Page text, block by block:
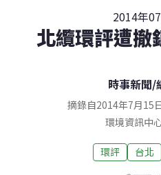
2014年
北纜環評遭撤
時事新聞/
摘錄自2014年7月15
環境資訊中
環評 台北